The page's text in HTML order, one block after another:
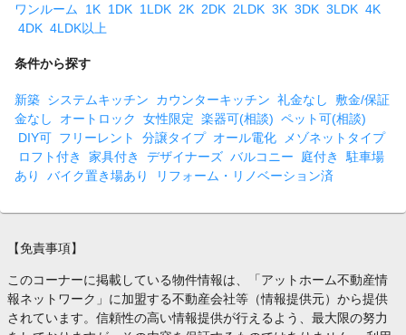
ワンルーム 1K 1DK 1LDK 2K 2DK 2LDK 3K 3DK 3LDK 4K
4DK 4LDK以上
条件から探す
新築 システムキッチン カウンターキッチン 礼金なし
敷金/保証
金なし
オートロック 女性限定 楽器可(相談) ペット可(相談)
DIY可 フリーレント 分譲タイプ オール電化
メゾネットタイプ
ロフト付き
家具付き デザイナーズ バルコニー 庭付き
駐車場
あり
バイク置き場あり リフォーム・リノベーション済
【免責事項】
このコーナーに掲載している物件情報は、「アットホーム不動産情
報ネットワーク」に加盟する不動産会社等（情報提供元）から提供
されています。信頼性の高い情報提供が行えるよう、最大限の努力